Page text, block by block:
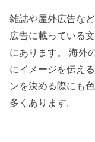
雑誌や屋外広告な
広告に載っている
にあります。 海外
にイメージを伝え
ンを決める際にも
多くあります。